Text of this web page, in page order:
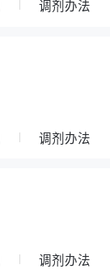
调剂办法
调剂办法
调剂办法